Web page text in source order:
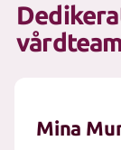
Mina